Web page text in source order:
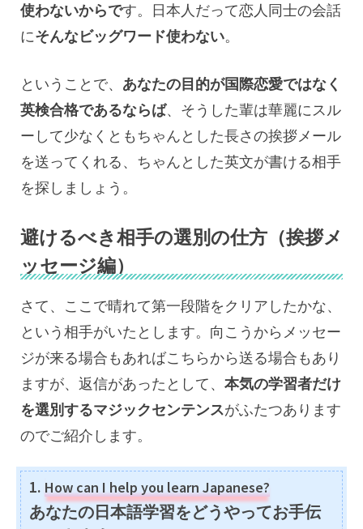
使わないからです。日本人だって恋人同士の会話
にそんなビッグワード使わない。
ということで、 あなたの目的が国際恋愛ではなく
英検合格であるならば、そうした輩は華麗にスル
ーして少なくともちゃんとした長さの挨拶メール
を送ってくれる、ちゃんとした英文が書ける相手
を探しましょう。
避けるべき相手の選別の仕方（挨拶メ
ッセージ編）
さて、ここで晴れて第一段階をクリアしたかな、
という相手がいたとします。向こうからメッセー
ジが来る場合もあればこちらから送る場合もあり
ますが、返信があったとして、 本気の学習者だけ
を選別するマジックセンテンスがふたつあります
のでご紹介します。
1. How can I help you learn Japanese?
あなたの日本語学習をどうやってお手伝